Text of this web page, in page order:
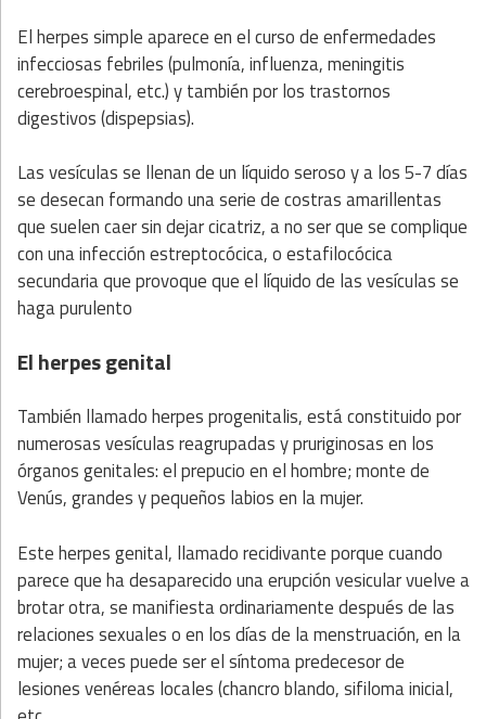
El herpes simple aparece en el curso de enfermedades
infecciosas febriles (pulmonía, influenza, meningitis
cerebroespinal, etc.) y también por los trastornos
digestivos (dispepsias).
Las vesículas se llenan de un líquido seroso y a los 5-7 días
se desecan formando una serie de costras amarillentas
que suelen caer sin dejar cicatriz, a no ser que se complique
con una infección estreptocócica, o estafilocócica
secundaria que provoque que el líquido de las vesículas se
haga purulento
El herpes genital
También llamado herpes progenitalis, está constituido por
numerosas vesículas reagrupadas y pruriginosas en los
órganos genitales: el prepucio en el hombre; monte de
Venús, grandes y pequeños labios en la mujer.
Este herpes genital, llamado recidivante porque cuando
parece que ha desaparecido una erupción vesicular vuelve a
brotar otra, se manifiesta ordinariamente después de las
relaciones sexuales o en los días de la menstruación, en la
mujer; a veces puede ser el síntoma predecesor de
lesiones venéreas locales (chancro blando, sifiloma inicial,